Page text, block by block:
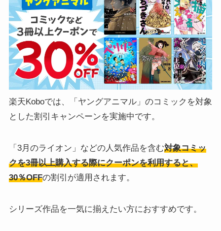
楽天Koboでは、「ヤングアニマル」のコミックを対象
とした割引キャンペーンを実施中です。
「3月のライオン」などの人気作品を含む対象コミッ
クを3冊以上購入する際にクーポンを利用すると、
30％OFFの割引が適用されます。
シリーズ作品を一気に揃えたい方におすすめです。